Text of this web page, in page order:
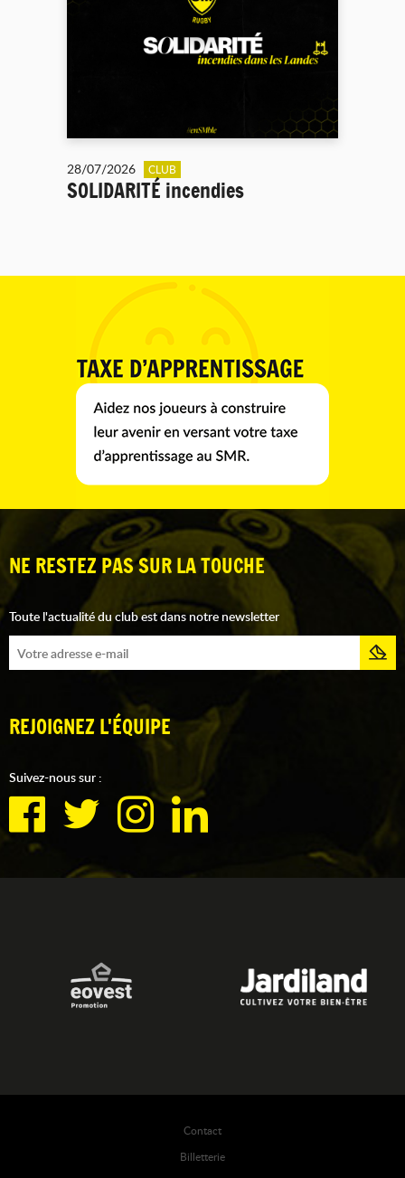
28/07/2026 CLUB
SOLIDARITÉ incendies
NE RESTEZ PAS SUR LA TOUCHE
Toute l'actualité du club est dans notre newsletter
REJOIGNEZ L'ÉQUIPE
Suivez-nous sur :
Contact
Billetterie